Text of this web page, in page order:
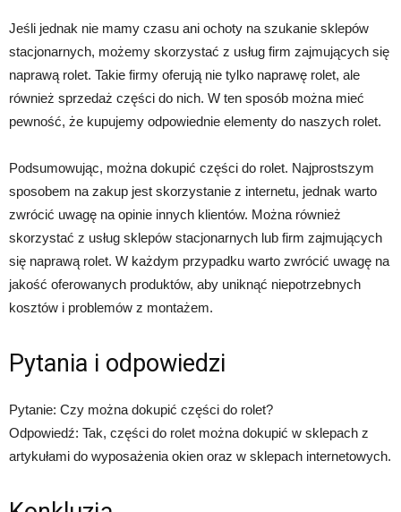
Jeśli jednak nie mamy czasu ani ochoty na szukanie sklepów
stacjonarnych, możemy skorzystać z usług firm zajmujących się
naprawą rolet. Takie firmy oferują nie tylko naprawę rolet, ale
również sprzedaż części do nich. W ten sposób można mieć
pewność, że kupujemy odpowiednie elementy do naszych rolet.
Podsumowując, można dokupić części do rolet. Najprostszym
sposobem na zakup jest skorzystanie z internetu, jednak warto
zwrócić uwagę na opinie innych klientów. Można również
skorzystać z usług sklepów stacjonarnych lub firm zajmujących
się naprawą rolet. W każdym przypadku warto zwrócić uwagę na
jakość oferowanych produktów, aby uniknąć niepotrzebnych
kosztów i problemów z montażem.
Pytania i odpowiedzi
Pytanie: Czy można dokupić części do rolet?
Odpowiedź: Tak, części do rolet można dokupić w sklepach z
artykułami do wyposażenia okien oraz w sklepach internetowych.